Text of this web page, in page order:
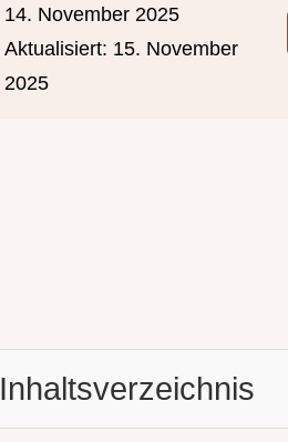
14. November 2025
Aktualisiert: 15. November
2025
Inhaltsverzeichnis